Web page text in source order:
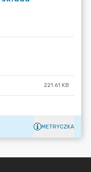
221.61 KB
METRYCZKA